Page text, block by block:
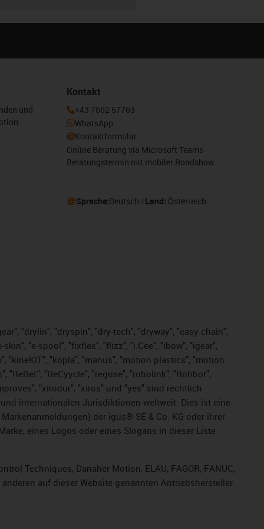
und
Kontakt
+43 7662 57763
WhatsApp
Kontaktformular
Online Beratung via Microsoft Teams
Beratungstermin mit mobiler Roadshow
Sprache:Deutsch Land: Österreich
"drylin", "dryspin", "dry-tech", "dryway", "easy chain",
"e-spool", "fixflex", "flizz", "i.Cee", "ibow", "igear",
"kineKIT", "kopla", "manus", "motion plastics", "motion
"ReCyycle", "reguse", "robolink", "Rohbot",
"xirodur", "xiros" und "yes" sind rechtlich
internationalen Jurisdiktionen weltweit. Dies ist eine
der igus® SE & Co. KG oder ihrer
eines Logos oder eines Slogans in dieser Liste
Techniques, Danaher Motion, ELAU, FAGOR, FANUC,
anderen auf dieser Website genannten Antriebshersteller